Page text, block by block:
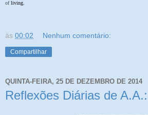
ofliving.
às 00:02 Nenhum comentário:
Compartilhar
QUINTA-FEIRA, 25 DE DEZEMBRO DE 2014
Reflexões Diárias de